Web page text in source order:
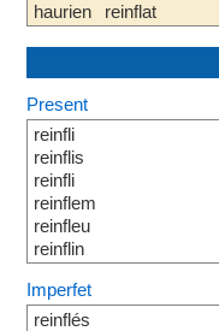
haurien
reinflat
Present
reinfli
reinflis
reinfli
reinflem
reinfleu
reinflin
Imperfet
reinflés